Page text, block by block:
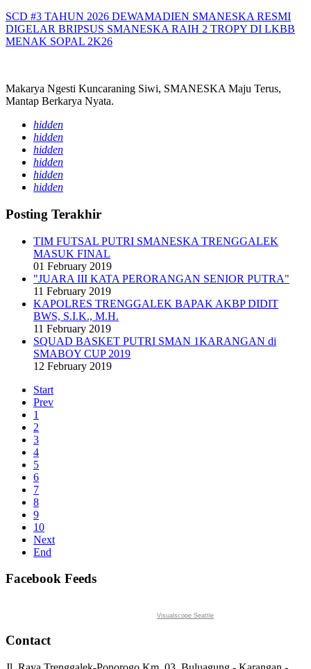
SCD #3 TAHUN 2026 DEWAMADIEN SMANESKA RESMI
DIGELAR BRIPSUS SMANESKA RAIH 2 TROPY DI LKBB
MENAK SOPAL 2K26
Makarya Ngesti Kuncaraning Siwi, SMANESKA Maju Terus,
Mantap Berkarya Nyata.
hidden
hidden
hidden
hidden
hidden
hidden
Posting Terakhir
TIM FUTSAL PUTRI SMANESKA TRENGGALEK
MASUK FINAL
01 February 2019
"JUARA III KATA PERORANGAN SENIOR PUTRA"
11 February 2019
KAPOLRES TRENGGALEK BAPAK AKBP DIDIT
BWS, S.I.K., M.H.
11 February 2019
SQUAD BASKET PUTRI SMAN 1KARANGAN di
SMABOY CUP 2019
12 February 2019
Start
Prev
1
2
3
4
5
6
7
8
9
10
Next
End
Facebook Feeds
Visualscope Seattle
Contact